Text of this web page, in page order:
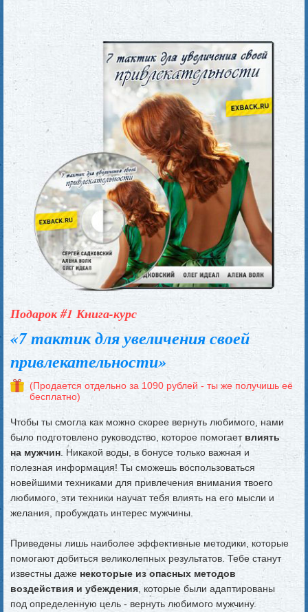
Подарок #1 Книга-курс
«7 тактик для увеличения своей
привлекательности»
(Продается отдельно за 1090 рублей - ты же получишь её
бесплатно)
Чтобы ты смогла как можно скорее вернуть любимого, нами
было подготовлено руководство, которое помогает влиять
на мужчин . Никакой воды, в бонусе только важная и
полезная информация! Ты сможешь воспользоваться
новейшими техниками для привлечения внимания твоего
любимого, эти техники научат тебя влиять на его мысли и
желания, пробуждать интерес мужчины.
Приведены лишь наиболее эффективные методики, которые
помогают добиться великолепных результатов. Тебе станут
известны даже некоторые из опасных методов
воздействия и убеждения , которые были адаптированы
под определенную цель - вернуть любимого мужчину.